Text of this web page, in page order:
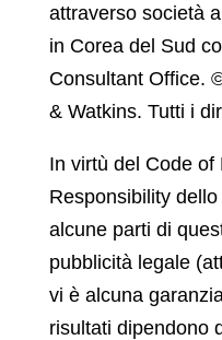
attraverso società
in Corea del Sud
Consultant Office.
& Watkins. Tutti i
In virtù del Code of
Responsibility
alcune parti di
pubblicità legale
vi è alcuna
risultati dipendono